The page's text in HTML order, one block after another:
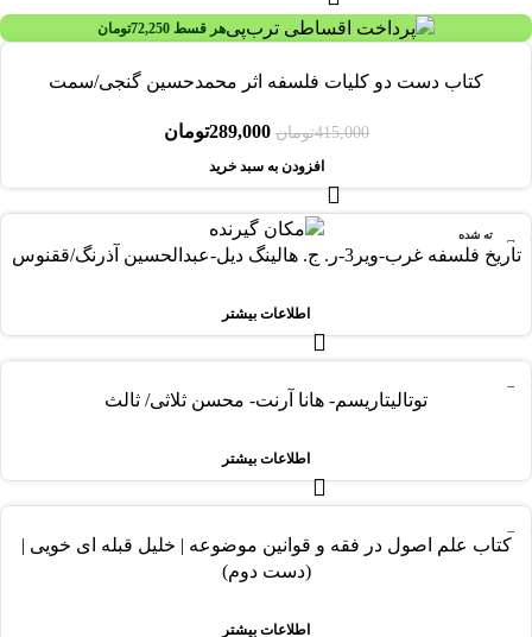
هر قسط 72,250تومان
کتاب دست دو کلیات فلسفه اثر محمدحسین گنجی/سمت
415,000تومان 289,000تومان
افزودن به سبد خرید
فروخته شده
تاریخ فلسفه غرب-ویر3-ر. ج‌. هالینگ‌ دیل-عبدالحسین‌ آذرنگ‌/ققنوس
اطلاعات بیشتر
توتالیتاریسم- هانا آرنت- محسن ثلاثی/ ثالث
اطلاعات بیشتر
فروخته شده
کتاب علم اصول در فقه و قوانین موضوعه | خلیل قبله ای خویی |
(دست دوم)
اطلاعات بیشتر